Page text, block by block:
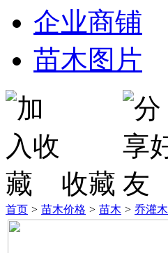
企业商铺
苗木图片
收藏
首页 > 苗木价格 > 苗木 > 乔灌木